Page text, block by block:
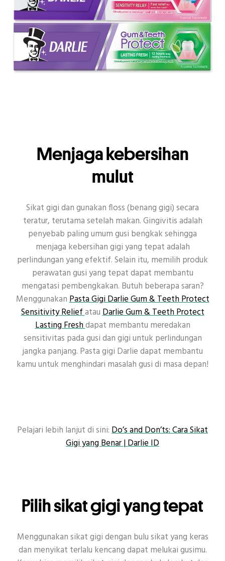
Menjaga kebersihan
mulut
Sikat gigi dan gunakan floss (benang gigi) secara
teratur, terutama setelah makan. Gingivitis adalah
penyebab paling umum gusi bengkak sehingga
menjaga kebersihan gigi yang tepat adalah
perlindungan yang efektif. Selain itu, memilih produk
perawatan gusi yang tepat dapat membantu
mengatasi pembengkakan. Butuh beberapa saran?
MenggunakanPasta Gigi Darlie Gum & Teeth Protect
Sensitivity ReliefatauDarlie Gum & Teeth Protect
Lasting Freshdapat membantu meredakan
sensitivitas pada gusi dan gigi untuk perlindungan
jangka panjang. Pasta gigi Darlie dapat membantu
kamu untuk menghindari masalah gusi di masa depan!
Pelajari lebih lanjut di sini:Do’s and Don’ts: Cara Sikat
Gigi yang Benar | Darlie ID
Pilih sikat gigi yang tepat
Menggunakan sikat gigi dengan bulu sikat yang keras
dan menyikat terlalu kencang dapat melukai gusimu.